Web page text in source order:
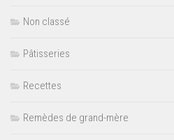
Non classé
Pâtisseries
Recettes
Remèdes de grand-mère